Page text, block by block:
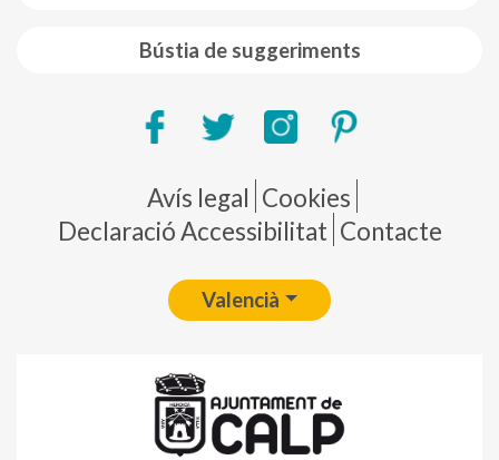
Bústia de suggeriments
Pie de página
Avís legal Cookies
Declaració Accessibilitat Contacte
Valencià